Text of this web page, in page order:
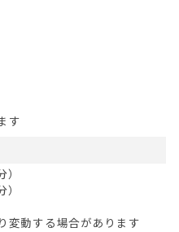
す
変動する場合があります